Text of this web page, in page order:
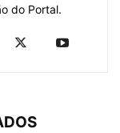
do Portal.